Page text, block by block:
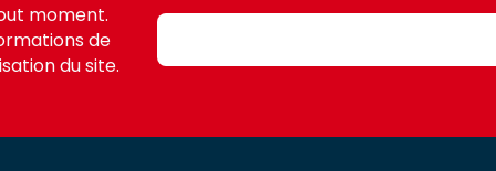
moment.
de
du site.